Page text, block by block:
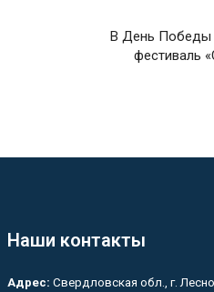
В День Победы
фестиваль
Наши контакты
Адрес: Свердловская обл., г.